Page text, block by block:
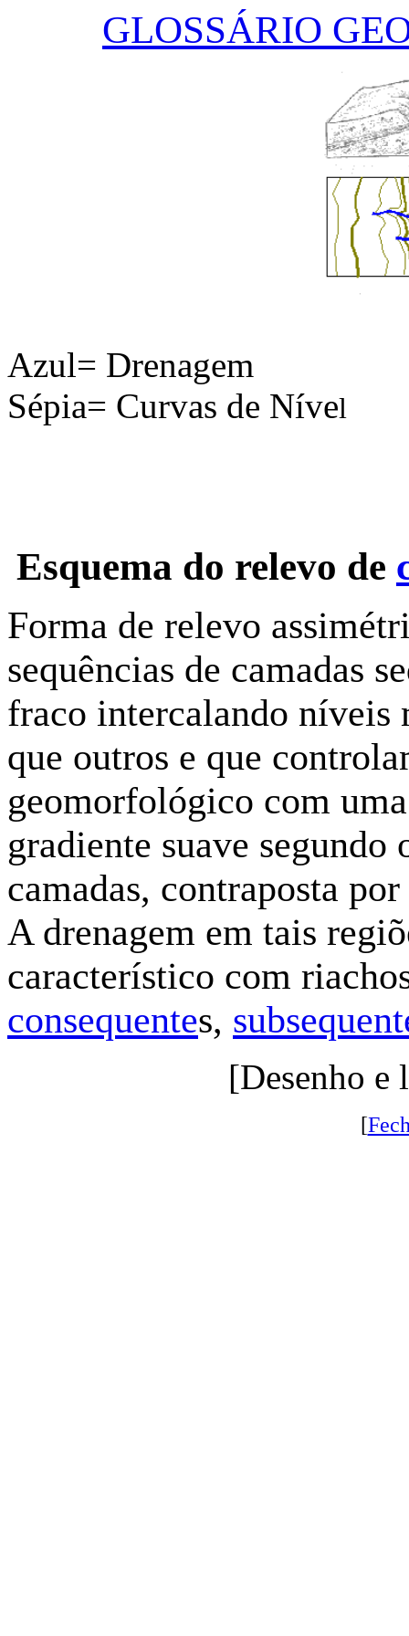
GLOSSÁRIO
Azul= Drenagem
Sépia= Curvas de Nível
Esquema do relevo de
Forma de relevo
sequências de camadas
fraco intercalando níveis
que outros e que
geomorfológico com
gradiente suave
camadas, contraposta
A drenagem em tais
característico com
consequentes,
[Desenho e
[